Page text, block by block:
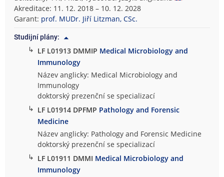
Akreditace: 11. 12. 2018 – 10. 12. 2028
Garant: prof. MUDr. Jiří Litzman, CSc.
Studijní plány:
↳ LF L01913 DMMIP Medical Microbiology and
Immunology
Název anglicky: Medical Microbiology and
Immunology
doktorský prezenční se specializací
↳ LF L01914 DPFMP Pathology and Forensic
Medicine
Název anglicky: Pathology and Forensic Medicine
doktorský prezenční se specializací
↳ LF L01911 DMMI Medical Microbiology and
Immunology